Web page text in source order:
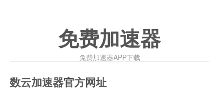
免费加速器
免费加速器APP下载
数云加速器官方网址